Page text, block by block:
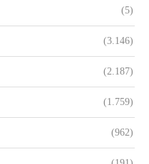
(5)
(3.146)
(2.187)
(1.759)
(962)